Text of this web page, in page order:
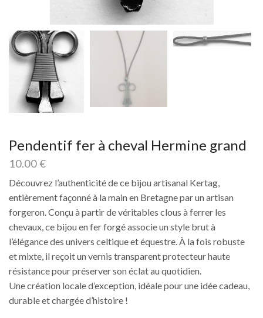
Pendentif fer à cheval Hermine grand
10.00€
Découvrez l’authenticité de ce bijou artisanal Kertag,
entièrement façonné à la main en Bretagne par un artisan
forgeron. Conçu à partir de véritables clous à ferrer les
chevaux, ce bijou en fer forgé associe un style brut à
l’élégance des univers celtique et équestre. À la fois robuste
et mixte, il reçoit un vernis transparent protecteur haute
résistance pour préserver son éclat au quotidien.
Une création locale d’exception, idéale pour une idée cadeau,
durable et chargée d’histoire !